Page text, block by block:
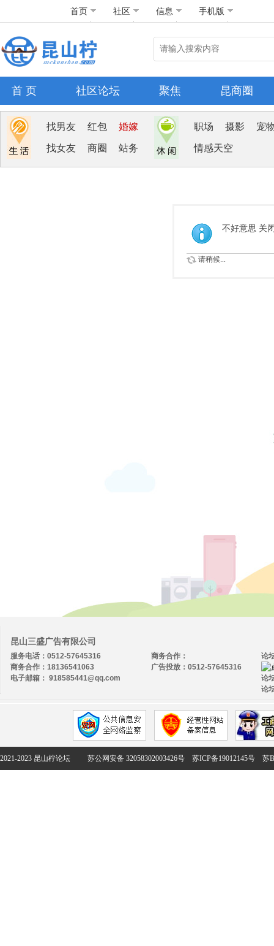
首页 社区 信息 手机版
首 页 社区论坛 聚焦 昆商圈
找男友 红包 婚嫁
找女友 商圈 站务
职场 摄影 宠
情感天空
不好意思 关
请稍候...
昆山三盛广告有限公司
服务电话：0512-57645316
商务合作：18136541063
电子邮箱： 918585441@qq.com
论
论
论
商务合作：
广告投放：0512-57645316
2021-2023 昆山柠论坛 苏公网安备 32058302003426号 苏ICP备19012145号 苏